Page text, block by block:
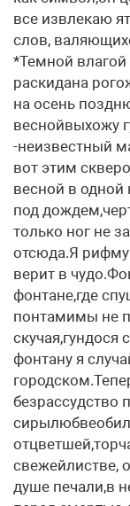
все извлекаю
слов,
*Темной влагой
раскидана
на осень
веснойвыхожу
-неизвестный
вот этим
весной в одной
под
только ног не
отсюда.Я
верит в
фонтане,где
понтамимы не
фонтану я
безрассудство
свежейлистве,
душе печали,в